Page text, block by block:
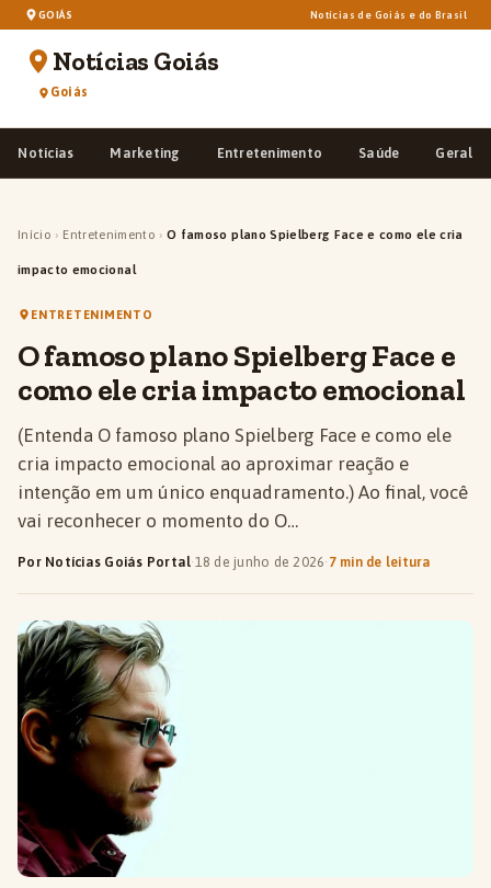
GOIÁS Notícias de Goiás e do Brasil
Notícias Goiás
Goiás
Notícias Marketing Entretenimento Saúde Geral
Início › Entretenimento › O famoso plano Spielberg Face e como ele cria
impacto emocional
ENTRETENIMENTO
O famoso plano Spielberg Face e
como ele cria impacto emocional
(Entenda O famoso plano Spielberg Face e como ele
cria impacto emocional ao aproximar reação e
intenção em um único enquadramento.) Ao final, você
vai reconhecer o momento do O…
Por Notícias Goiás Portal·18 de junho de 2026· 7 min de leitura